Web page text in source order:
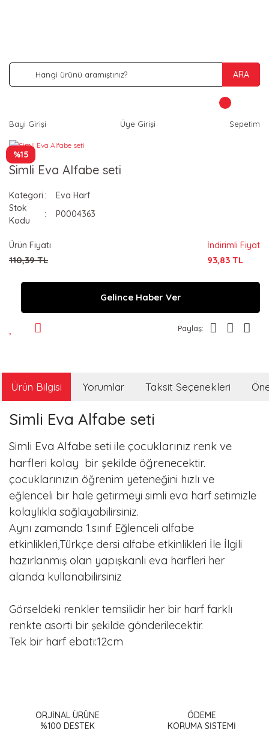
ARA
Bayi Girişi Üye Girişi Sepetim
%15
Simli Eva Alfabe seti
Kategori
Eva Harf
Stok
Kodu
P0004363
Ürün Fiyatı
110,39 TL
İndirimli Fiyat
93,83 TL
Gelince Haber Ver
Paylaş:
Ürün Bilgisi Yorumlar Taksit Seçenekleri
Simli Eva Alfabe seti
Simli Eva Alfabe seti ile çocuklarınız renk ve
harfleri kolay bir şekilde öğrenecektir.
çocuklarınızın öğrenim yeteneğini hızlı ve
eğlenceli bir hale getirmeyi simli eva harf setimizle
kolaylıkla sağlayabilirsiniz.
Aynı zamanda 1.sınıf Eğlenceli alfabe
etkinlikleri,Türkçe dersi alfabe etkinlikleri İle İlgili
hazırlanmış olan yapışkanlı eva harfleri her
alanda kullanabilirsiniz
Görseldeki renkler temsilidir her bir harf farklı
renkte asorti bir şekilde gönderilecektir.
Tek bir harf ebatı:12cm
Görüş ve önerileriniz için teşekkür ederiz.
ORJİNAL ÜRÜNE
%100 DESTEK
ÖDEME
KORUMA SİSTEMİ